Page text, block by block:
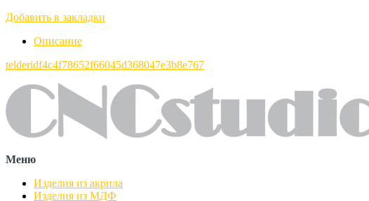
Добавить в закладки
Описание
telderidf4c4f78652f66045d368047e3b8e767
Меню
Изделия из акрила
Изделия из МДФ